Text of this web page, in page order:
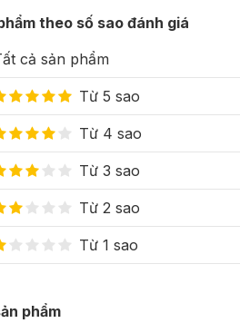
theo số sao đánh giá
cả sản phẩm
Từ 5 sao
Từ 4 sao
Từ 3 sao
Từ 2 sao
Từ 1 sao
phẩm